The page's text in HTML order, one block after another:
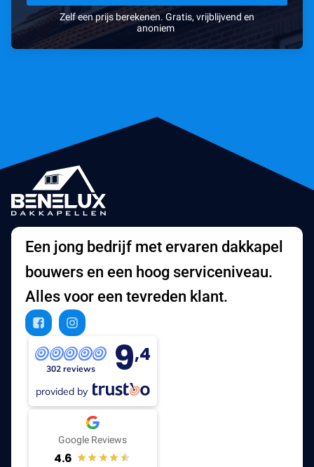
Zelf een prijs berekenen. Gratis, vrijblijvend en
anoniem
Een jong bedrijf met ervaren dakkapel
bouwers en een hoog serviceniveau.
Alles voor een tevreden klant.
302 reviews 9,4
provided by
Google Reviews
4.6